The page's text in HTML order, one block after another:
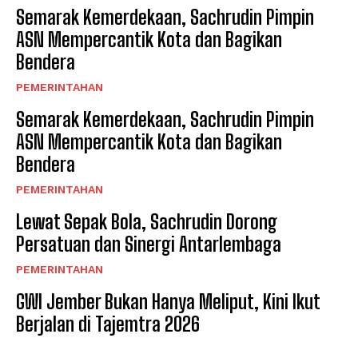
Semarak Kemerdekaan, Sachrudin Pimpin
ASN Mempercantik Kota dan Bagikan
Bendera
PEMERINTAHAN
Semarak Kemerdekaan, Sachrudin Pimpin
ASN Mempercantik Kota dan Bagikan
Bendera
PEMERINTAHAN
Lewat Sepak Bola, Sachrudin Dorong
Persatuan dan Sinergi Antarlembaga
PEMERINTAHAN
GWI Jember Bukan Hanya Meliput, Kini Ikut
Berjalan di Tajemtra 2026